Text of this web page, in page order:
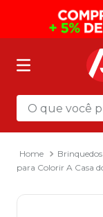
O que você
Brinquedos
para Colorir A Casa
Termos mais
mochila
2 º sacola
3º mala